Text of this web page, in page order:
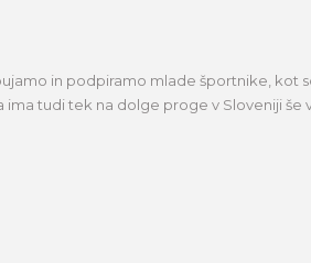
in podpiramo mlade športnike, kot
tudi tek na dolge proge v Sloveniji še